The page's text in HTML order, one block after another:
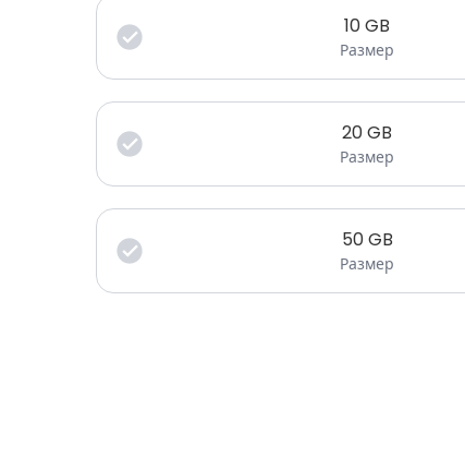
10GB
Размер
20GB
Размер
50GB
Размер